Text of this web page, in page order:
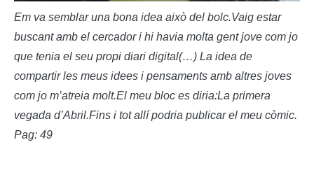
Em va semblar una bona idea això del bolc.Vaig estar
buscant amb el cercador i hi havia molta gent jove com jo
que tenia el seu propi diari digital(…) La idea de
compartir les meus idees i pensaments amb altres joves
com jo m’atreia molt.El meu bloc es diria:La primera
vegada d’Abril.Fins i tot allí podria publicar el meu còmic.
Pag: 49